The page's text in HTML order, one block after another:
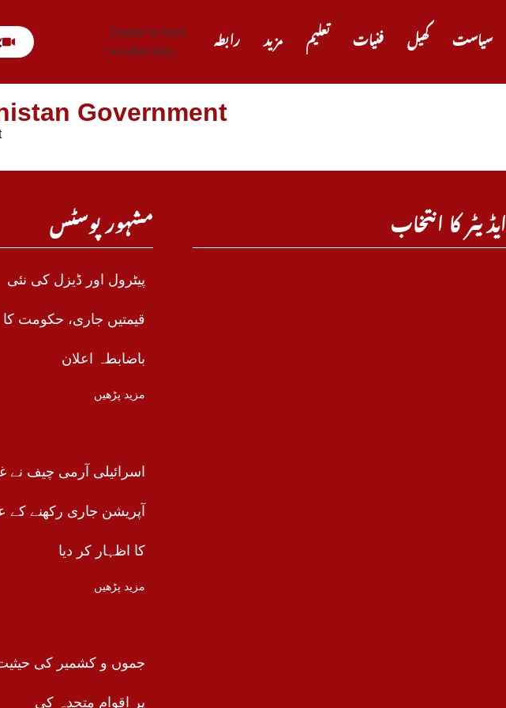
Unable to fetch
weather data.
رابطہ مزید تعلیم فنیات کھیل سیاست
Government
مشہور پوسٹس
پیٹرول اور ڈیزل کی نئی
قیمتیں جاری، حکومت کا
باضابطہ اعلان
مزید پڑھیں
اسرائیلی آرمی چیف نے
آپریشن جاری رکھنے کے
کا اظہار کر دیا
مزید پڑھیں
جموں و کشمیر کی
پر اقوام متحدہ کی
ایڈیٹر کا انتخاب